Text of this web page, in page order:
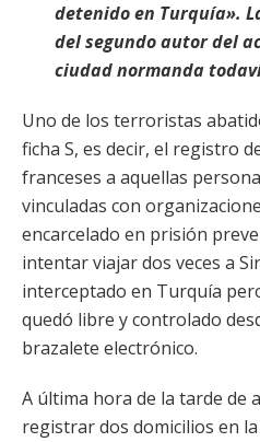
detenido en Turquía».
del segundo autor del
ciudad normanda
Uno de los terroristas
ficha S, es decir, el registro
franceses a aquellas
vinculadas con
encarcelado en prisión
intentar viajar dos veces a
interceptado en Turquía
quedó libre y controlado
brazalete electrónico.
A última hora de la tarde de
registrar dos domicilios en